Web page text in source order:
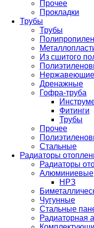
Прочее
Прокладки
Трубы
Трубы
Из сшитого
Нержавеющие
Дренажные
Гофра-труба
Фитинги
Трубы
Прочее
Стальные
Радиаторы
Радиаторы
Алюминиевые
НРЗ
Чугунные
Стальные
Радиаторная